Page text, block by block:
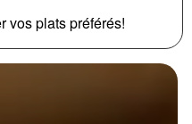
vos plats préférés!